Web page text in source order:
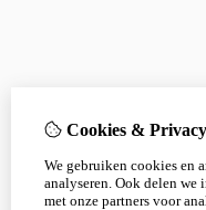
Cookies & Privacy
We gebruiken cookies en
analyseren. Ook delen
met onze partners voor